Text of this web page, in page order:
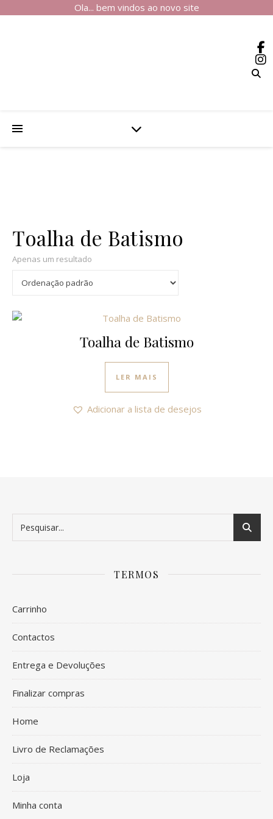
Ola... bem vindos ao novo site
Toalha de Batismo
Apenas um resultado
Toalha de Batismo
LER MAIS
Adicionar a lista de desejos
TERMOS
Carrinho
Contactos
Entrega e Devoluções
Finalizar compras
Home
Livro de Reclamações
Loja
Minha conta